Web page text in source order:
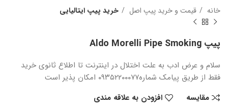
خانه قیمت و خرید پیپ اصل خرید پیپ ایتالیایی
پیپ Aldo Morelli Pipe Smoking
سلام و عرض ادب به علت اختلال در اینترنت تا اطلاع ثانوی خرید
فقط از طریق پیامک شماره۰۹۳۵۲۲۰۰۰۷۷ امکان پذیر است
مقایسه
افزودن به علاقه مندی